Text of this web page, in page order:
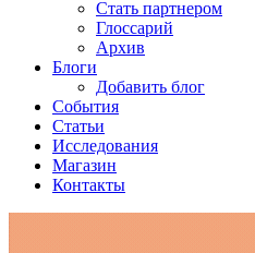
Стать партнером
Глоссарий
Архив
Блоги
Добавить блог
События
Статьи
Исследования
Магазин
Контакты